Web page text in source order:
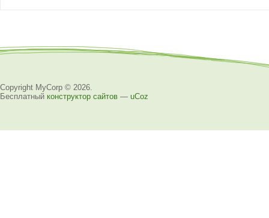
Copyright MyCorp © 2026
Бесплатный конструктор сайтов — uCoz